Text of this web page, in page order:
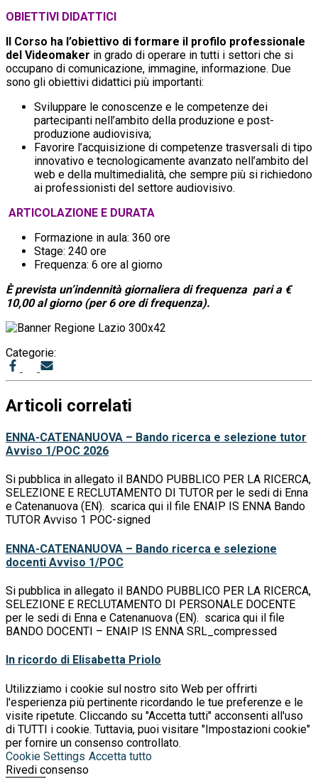
OBIETTIVI DIDATTICI
Il Corso ha l’obiettivo di formare il profilo professionale
del Videomaker in grado di operare in tutti i settori che si
occupano di comunicazione, immagine, informazione. Due
sono gli obiettivi didattici più importanti:
Sviluppare le conoscenze e le competenze dei
partecipanti nell’ambito della produzione e post-
produzione audiovisiva;
Favorire l’acquisizione di competenze trasversali di tipo
innovativo e tecnologicamente avanzato nell’ambito del
web e della multimedialità, che sempre più si richiedono
ai professionisti del settore audiovisivo.
ARTICOLAZIONE E DURATA
Formazione in aula: 360 ore
Stage: 240 ore
Frequenza: 6 ore al giorno
È prevista un’indennità giornaliera di frequenza pari a €
10,00 al giorno (per 6 ore di frequenza).
Categorie:
Articoli correlati
ENNA-CATENANUOVA – Bando ricerca e selezione tutor
Avviso 1/POC 2026
Si pubblica in allegato il BANDO PUBBLICO PER LA RICERCA,
SELEZIONE E RECLUTAMENTO DI TUTOR per le sedi di Enna
e Catenanuova (EN). scarica qui il file ENAIP IS ENNA Bando
TUTOR Avviso 1 POC-signed
ENNA-CATENANUOVA – Bando ricerca e selezione
docenti Avviso 1/POC
Si pubblica in allegato il BANDO PUBBLICO PER LA RICERCA,
SELEZIONE E RECLUTAMENTO DI PERSONALE DOCENTE
per le sedi di Enna e Catenanuova (EN). scarica qui il file
BANDO DOCENTI – ENAIP IS ENNA SRL_compressed
In ricordo di Elisabetta Priolo
Utilizziamo i cookie sul nostro sito Web per offrirti
l'esperienza più pertinente ricordando le tue preferenze e le
visite ripetute. Cliccando su "Accetta tutti" acconsenti all'uso
di TUTTI i cookie. Tuttavia, puoi visitare "Impostazioni cookie"
per fornire un consenso controllato.
Cookie Settings Accetta tutto
Rivedi consenso